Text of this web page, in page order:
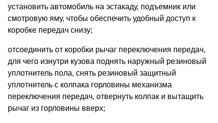
установить автомобиль на эстакаду, подъемник или
смотровую яму, чтобы обеспечить удобный доступ к
коробке передач снизу;
отсоединить от коробки рычаг переключения передач,
для чего изнутри кузова поднять наружный резиновый
уплотнитель пола, снять резиновый защитный
уплотнитель с колпака горловины механизма
переключения передач, отвернуть колпак и вытащить
рычаг из горловины вверх;